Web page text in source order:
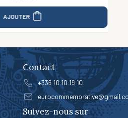
AJOUTER
Contact
+336 10 10 19 10
Suivez-nous sur